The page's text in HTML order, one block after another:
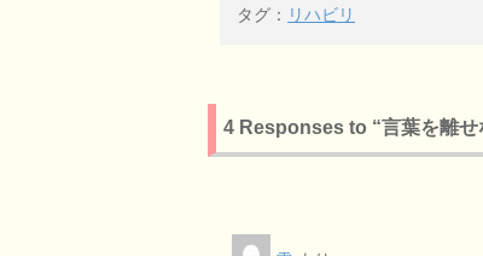
タグ： リハビリ
4 Responses to “言葉を離せ